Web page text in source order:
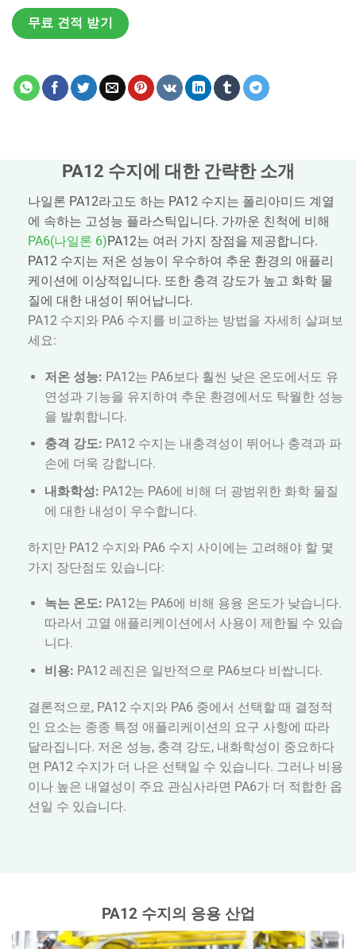
무료 견적 받기
PA12 수지에 대한 간략한 소개
나일론 PA12라고도 하는 PA12 수지는 폴리아미드 계열
에 속하는 고성능 플라스틱입니다. 가까운 친척에 비해
PA6(나일론 6)PA12는 여러 가지 장점을 제공합니다.
PA12 수지는 저온 성능이 우수하여 추운 환경의 애플리
케이션에 이상적입니다. 또한 충격 강도가 높고 화학 물
질에 대한 내성이 뛰어납니다.
PA12 수지와 PA6 수지를 비교하는 방법을 자세히 살펴보
세요:
저온 성능: PA12는 PA6보다 훨씬 낮은 온도에서도 유
연성과 기능을 유지하여 추운 환경에서도 탁월한 성능
을 발휘합니다.
충격 강도: PA12 수지는 내충격성이 뛰어나 충격과 파
손에 더욱 강합니다.
내화학성: PA12는 PA6에 비해 더 광범위한 화학 물질
에 대한 내성이 우수합니다.
하지만 PA12 수지와 PA6 수지 사이에는 고려해야 할 몇
가지 장단점도 있습니다:
녹는 온도: PA12는 PA6에 비해 용융 온도가 낮습니다.
따라서 고열 애플리케이션에서 사용이 제한될 수 있습
니다.
비용: PA12 레진은 일반적으로 PA6보다 비쌉니다.
결론적으로, PA12 수지와 PA6 중에서 선택할 때 결정적
인 요소는 종종 특정 애플리케이션의 요구 사항에 따라
달라집니다. 저온 성능, 충격 강도, 내화학성이 중요하다
면 PA12 수지가 더 나은 선택일 수 있습니다. 그러나 비용
이나 높은 내열성이 주요 관심사라면 PA6가 더 적합한 옵
션일 수 있습니다.
PA12 수지의 응용 산업